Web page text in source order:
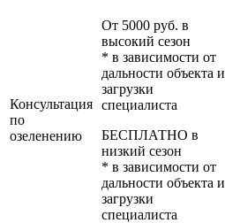
Консультация
по
озеленению
От 5000 руб. в
высокий сезон
* в зависимости от
дальности объекта и
загрузки
специалиста
БЕСПЛАТНО в
низкий сезон
* в зависимости от
дальности объекта и
загрузки
специалиста